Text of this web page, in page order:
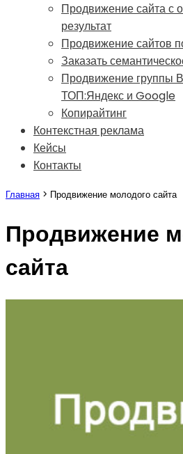
Продвижение сайта с
результат
Продвижение сайтов
Заказать
Продвижение группы
ТОП:Яндекс и Google
Копирайтинг
Контекстная реклама
Кейсы
Контакты
Главная > Продвижение молодого сайта
Продвижение
сайта